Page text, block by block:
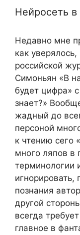
Нейросеть в
Недавно мне
как
российской
Симоньян «В
будет цифра»
знает?»
жадный до
персоной
к чтению сего
много ляпов в
терминологии
игнорировать,
познания
другой
всегда
главное в